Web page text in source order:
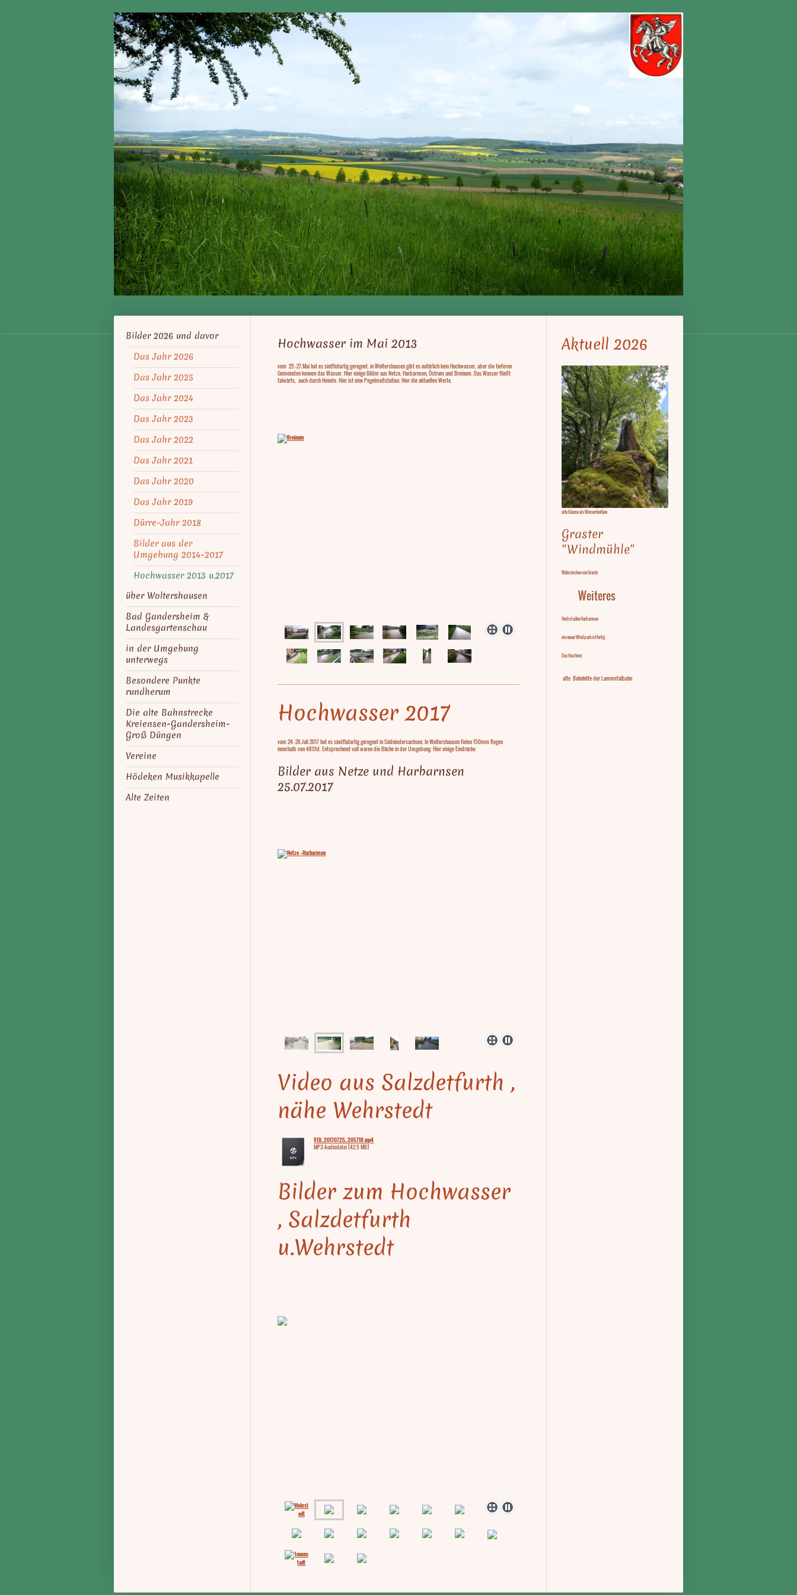
Bilder 2026 und davor
Das Jahr 2026
Das Jahr 2025
Das Jahr 2024
Das Jahr 2023
Das Jahr 2022
Das Jahr 2021
Das Jahr 2020
Das Jahr 2019
Dürre-Jahr 2018
Bilder aus der
Umgebung 2014-2017
Hochwasser 2013 u.2017
über Woltershausen
Bad Gandersheim &
Landesgartenschau
in der Umgebung
unterwegs
Besondere Punkte
rundherum
Die alte Bahnstrecke
Kreiensen-Gandersheim-
Groß Düngen
Vereine
Hödeken Musikkapelle
Alte Zeiten
Hochwasser im Mai 2013
vom 25.-27.Mai hat es sintflutartig geregnet. in Woltershausen gibt es natürlich kein Hochwasser, aber die tieferen
Gemeinden kennen das Wasser. Hier einige Bilder aus Netze, Harbarnsen, Östrum und Breinum. Das Wasser fließt
talwärts, auch durch Heinde. Hier ist eine Pegelmeßstation. Hier die aktuellen Werte.
Hochwasser 2017
vom 24.-26.Juli 2017 hat es sindflutartig geregnet in Südniedersachsen. In Woltershausen fielen 150mm Regen
innerhalb von 48Std. Entsprechend voll waren die Bäche in der Umgebung. Hier einige Eindrücke
Bilder aus Netze und Harbarnsen
25.07.2017
Video aus Salzdetfurth ,
nähe Wehrstedt
VID_20170725_205718.mp4
MP3-Audiodatei [42.5 MB]
Bilder zum Hochwasser
, Salzdetfurth
u.Wehrstedt
Aktuell 2026
alte Bäume als Wasserfontäne
Graster
"Windmühle"
Wahrzeichen von Graste
Weiteres
Herbst nähe Harbarnsen
ein neuer Windpark ist fertig
Das Harzhorn
alte Bahnhöfe der Lammetalbahn